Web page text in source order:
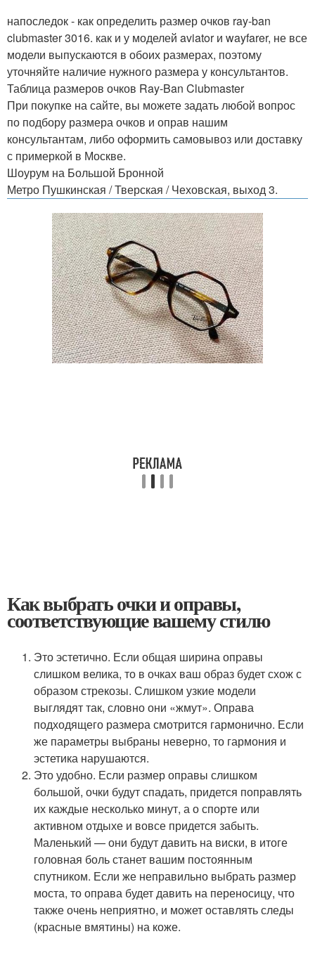
напоследок - как определить размер очков ray-ban
clubmaster 3016. как и у моделей aviator и wayfarer, не все
модели выпускаются в обоих размерах, поэтому
уточняйте наличие нужного размера у консультантов.
Таблица размеров очков Ray-Ban Clubmaster
При покупке на сайте, вы можете задать любой вопрос
по подбору размера очков и оправ нашим
консультантам, либо оформить самовывоз или доставку
с примеркой в Москве.
Шоурум на Большой Бронной
Метро Пушкинская / Тверская / Чеховская, выход 3.
Как выбрать очки и оправы,
соответствующие вашему стилю
Это эстетично. Если общая ширина оправы
слишком велика, то в очках ваш образ будет схож с
образом стрекозы. Слишком узкие модели
выглядят так, словно они «жмут». Оправа
подходящего размера смотрится гармонично. Если
же параметры выбраны неверно, то гармония и
эстетика нарушаются.
Это удобно. Если размер оправы слишком
большой, очки будут спадать, придется поправлять
их каждые несколько минут, а о спорте или
активном отдыхе и вовсе придется забыть.
Маленький — они будут давить на виски, в итоге
головная боль станет вашим постоянным
спутником. Если же неправильно выбрать размер
моста, то оправа будет давить на переносицу, что
также очень неприятно, и может оставлять следы
(красные вмятины) на коже.